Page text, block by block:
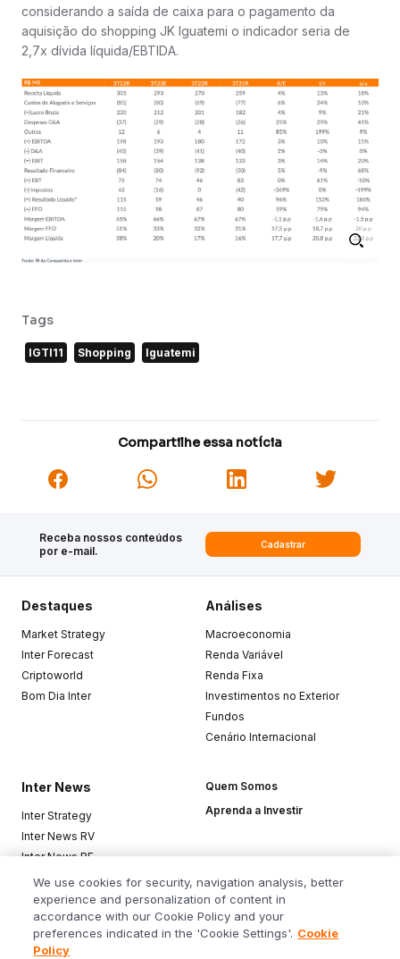
considerando a saída de caixa para o pagamento da
aquisição do shopping JK Iguatemi o indicador seria de
2,7x dívida líquida/EBTIDA.
Tags
IGTI11 Shopping Iguatemi
Compartilhe essa notícia
Receba nossos conteúdos
por e-mail.
Cadastrar
Destaques
Market Strategy
Inter Forecast
Criptoworld
Bom Dia Inter
Análises
Macroeconomia
Renda Variável
Renda Fixa
Investimentos no Exterior
Fundos
Cenário Internacional
Inter News
Inter Strategy
Inter News RV
Inter News RF
Top Funds
Quem Somos
Aprenda a Investir
Baixe o app
We use cookies for security, navigation analysis, better
experience and personalization of content in
accordance with our Cookie Policy and your
preferences indicated in the 'Cookie Settings'. Cookie
Policy